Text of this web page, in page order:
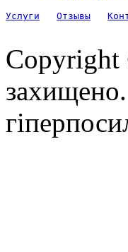
Услуги Отзывы
Copyright